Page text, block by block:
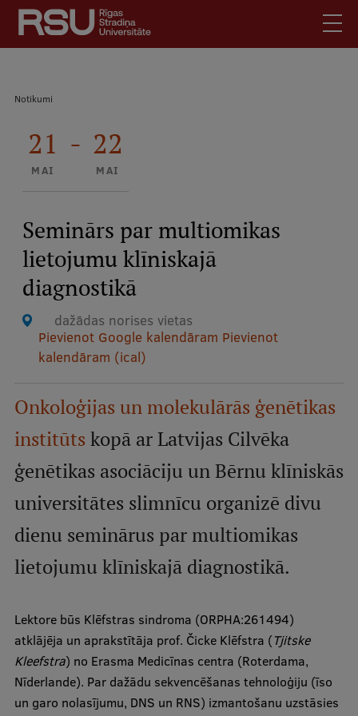
Pārlekt
galveno
saturu
Latviski
Meklēt Mobile
augšējā
Skolēniem
Studentiem
Darbiniekiem
Darba devējiem
Bibliotēka
Kontakti
Vakances
galvenā
izvēlne
Studiju iespējas
Pamatstudiju programmas
Maģistra studiju programmas
Doktorantūra
Rezidentūra
Praktiska informācija
Par RSU
Atpakaļceļš
Notikumi
21
MAI
- 22
MAI
Seminārs par multiomikas
lietojumu klīniskajā
diagnostikā
dažādas norises vietas
Pievienot Google kalendāram Pievienot
kalendāram (ical)
Onkoloģijas un molekulārās ģenētikas
institūtskopā ar Latvijas Cilvēka
ģenētikas asociāciju un Bērnu klīniskās
universitātes slimnīcu organizē divu
dienu seminārus par multiomikas
lietojumu klīniskajā diagnostikā.
Lektore būs Klēfstras sindroma (ORPHA:261494)
atklājēja un aprakstītāja prof. Čicke Klēfstra (Tjitske
Kleefstra) no Erasma Medicīnas centra (Roterdama,
Nīderlande). Par dažādu sekvencēšanas tehnoloģiju (īso
un garo nolasījumu, DNS un RNS) izmantošanu uzstāsies